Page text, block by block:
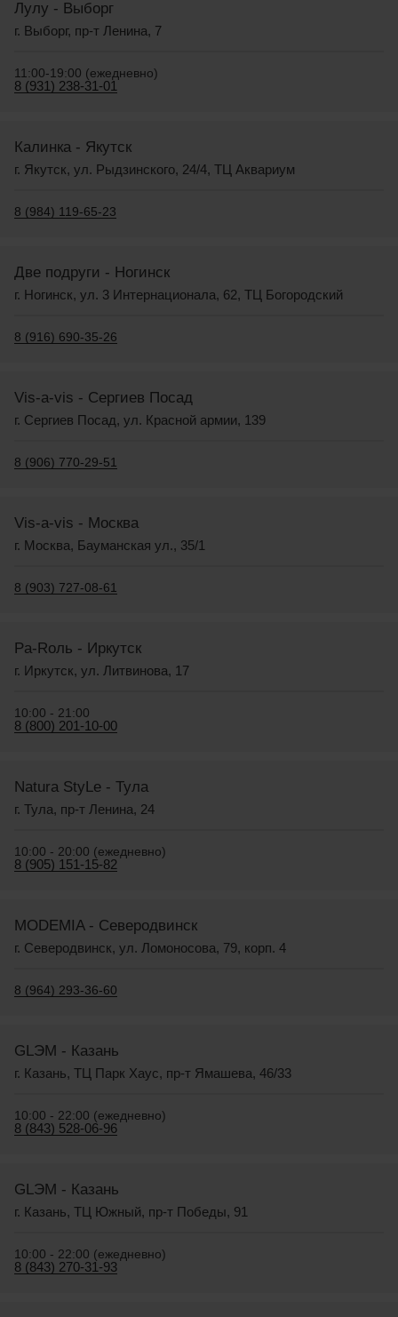
Лулу - Выборг
г. Выборг, пр-т Ленина, 7
11:00-19:00 (ежедневно)
8 (931) 238-31-01
Калинка - Якутск
г. Якутск, ул. Рыдзинского, 24/4, ТЦ Аквариум
8 (984) 119-65-23
Две подруги - Ногинск
г. Ногинск, ул. 3 Интернационала, 62, ТЦ Богородский
8 (916) 690-35-26
Vis-a-vis - Сергиев Посад
г. Сергиев Посад, ул. Красной армии, 139
8 (906) 770-29-51
Vis-a-vis - Москва
г. Москва, Бауманская ул., 35/1
8 (903) 727-08-61
Pa-Rоль - Иркутск
г. Иркутск, ул. Литвинова, 17
10:00 - 21:00
8 (800) 201-10-00
Natura StyLe - Тула
г. Тула, пр-т Ленина, 24
10:00 - 20:00 (ежедневно)
8 (905) 151-15-82
MODEMIA - Северодвинск
г. Северодвинск, ул. Ломоносова, 79, корп. 4
8 (964) 293-36-60
GLЭM - Казань
г. Казань, ТЦ Парк Хаус, пр-т Ямашева, 46/33
10:00 - 22:00 (ежедневно)
8 (843) 528-06-96
GLЭM - Казань
г. Казань, ТЦ Южный, пр-т Победы, 91
10:00 - 22:00 (ежедневно)
8 (843) 270-31-93